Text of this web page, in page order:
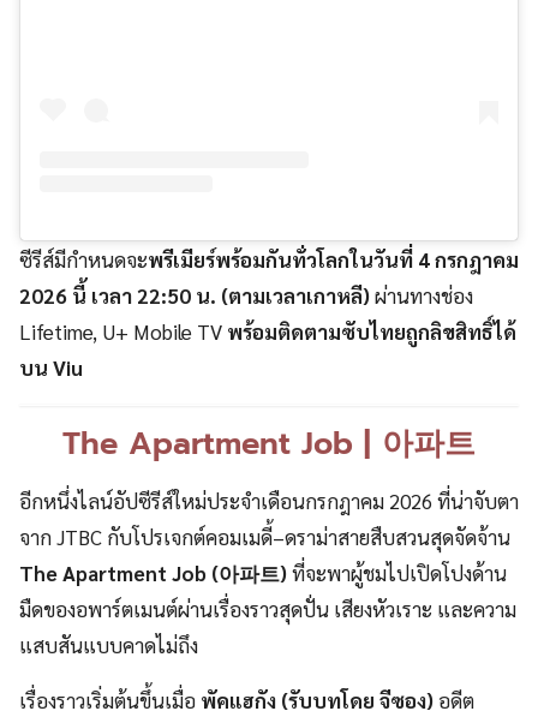
ซีรีส์มีกำหนดจะพรีเมียร์พร้อมกันทั่วโลกในวันที่ 4 กรกฎาคม
2026 นี้ เวลา 22:50 น. (ตามเวลาเกาหลี)ผ่านทางช่อง
Lifetime, U+ Mobile TV พร้อมติดตามซับไทยถูกลิขสิทธิ์ได้
บน Viu
The Apartment Job | 아파트
อีกหนึ่งไลน์อัปซีรีส์ใหม่ประจำเดือนกรกฎาคม 2026 ที่น่าจับตา
จาก JTBC กับโปรเจกต์คอมเมดี้–ดราม่าสายสืบสวนสุดจัดจ้าน
The Apartment Job (아파트)ที่จะพาผู้ชมไปเปิดโปงด้าน
มืดของอพาร์ตเมนต์ผ่านเรื่องราวสุดปั่น เสียงหัวเราะ และความ
แสบสันแบบคาดไม่ถึง
เรื่องราวเริ่มต้นขึ้นเมื่อ พัคแฮกัง (รับบทโดย จีซอง) อดีต